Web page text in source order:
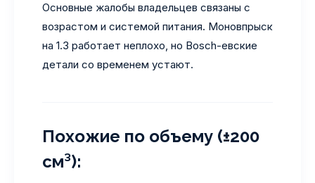
Основные жалобы владельцев связаны с
возрастом и системой питания. Моновпрыск
на 1.3 работает неплохо, но Bosch-евские
детали со временем устают.
Похожие по объему (±200
см³):